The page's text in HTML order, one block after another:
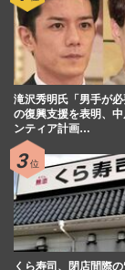
滝沢秀明氏「男手が
の復興支援を表明、
ンティア計画…
くら寿司、閉店間際